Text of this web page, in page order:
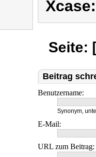
Xcase:
Seite:
Beitrag
Benutzername:
Synonym,
E-Mail:
URL zum Beitrag: